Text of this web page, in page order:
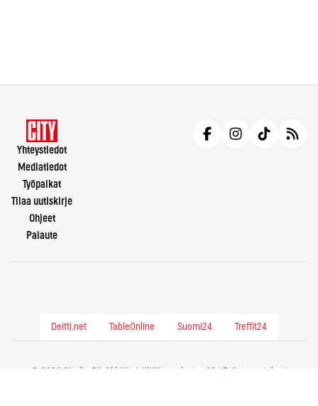
Yhteystiedot
Mediatiedot
Työpaikat
Tilaa uutiskirje
Ohjeet
Palaute
Deitti.net TableOnline Suomi24 Treffit24